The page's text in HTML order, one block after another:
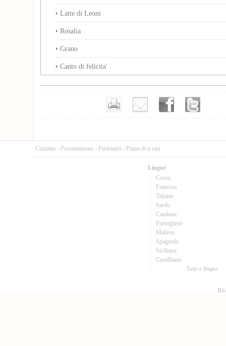
Latte di Leoni
Rosalia
Grano
Canto di felicita'
Cuntattu - Presentazione - Partenarii - Pianu di u situ
Lingue
Corsu
Francese
Talianu
Sardu
Catalanu
Purtughese
Maltese
Spagnolu
Sicilianu
Castillianu
Tutte e lingue